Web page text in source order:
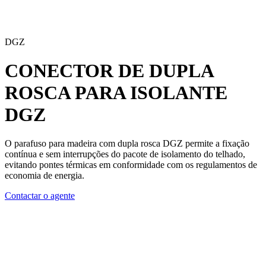
DGZ
CONECTOR DE DUPLA
ROSCA PARA ISOLANTE
DGZ
O parafuso para madeira com dupla rosca DGZ permite a fixação
contínua e sem interrupções do pacote de isolamento do telhado,
evitando pontes térmicas em conformidade com os regulamentos de
economia de energia.
Contactar o agente